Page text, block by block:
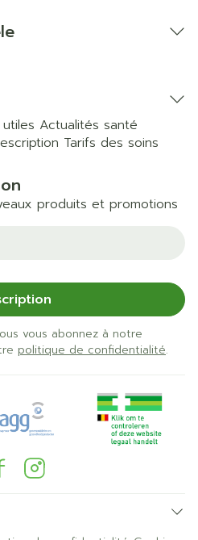
Actualités santé
Tarifs des soins
produits et promotions
vous abonnez à notre
politique de confidentialité.